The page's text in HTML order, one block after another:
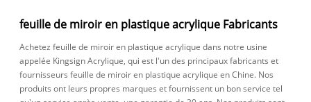
feuille de miroir en plastique acrylique Fabricants
Achetez feuille de miroir en plastique acrylique dans notre usine
appelée Kingsign Acrylique, qui est l'un des principaux fabricants et
fournisseurs feuille de miroir en plastique acrylique en Chine. Nos
produits ont leurs propres marques et fournissent un bon service tel